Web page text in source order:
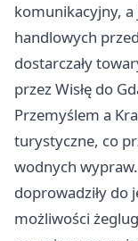
komunikacyjny, a
handlowych
dostarczały
przez Wisłę do
Przemyślem a
turystyczne, co
wodnych
doprowadziły do
możliwości